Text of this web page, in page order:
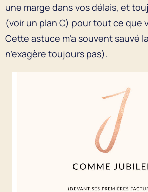
une marge dans vos délais, et
(voir un plan C) pour tout ce que
Cette astuce m’a souvent sauvé
n’exagère toujours pas).